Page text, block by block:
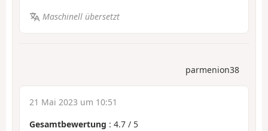
Maschinell übersetzt
parmenion38
21 Mai 2023 um 10:51
Gesamtbewertung : 4.7 / 5